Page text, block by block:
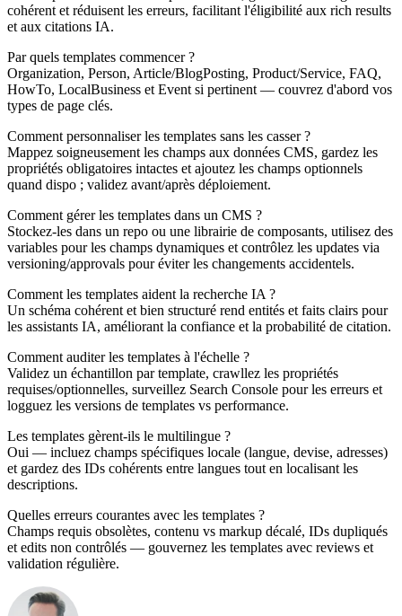
cohérent et réduisent les erreurs, facilitant l'éligibilité aux rich results
et aux citations IA.
Par quels templates commencer ?
Organization, Person, Article/BlogPosting, Product/Service, FAQ,
HowTo, LocalBusiness et Event si pertinent — couvrez d'abord vos
types de page clés.
Comment personnaliser les templates sans les casser ?
Mappez soigneusement les champs aux données CMS, gardez les
propriétés obligatoires intactes et ajoutez les champs optionnels
quand dispo ; validez avant/après déploiement.
Comment gérer les templates dans un CMS ?
Stockez-les dans un repo ou une librairie de composants, utilisez des
variables pour les champs dynamiques et contrôlez les updates via
versioning/approvals pour éviter les changements accidentels.
Comment les templates aident la recherche IA ?
Un schéma cohérent et bien structuré rend entités et faits clairs pour
les assistants IA, améliorant la confiance et la probabilité de citation.
Comment auditer les templates à l'échelle ?
Validez un échantillon par template, crawllez les propriétés
requises/optionnelles, surveillez Search Console pour les erreurs et
logguez les versions de templates vs performance.
Les templates gèrent-ils le multilingue ?
Oui — incluez champs spécifiques locale (langue, devise, adresses)
et gardez des IDs cohérents entre langues tout en localisant les
descriptions.
Quelles erreurs courantes avec les templates ?
Champs requis obsolètes, contenu vs markup décalé, IDs dupliqués
et edits non contrôlés — gouvernez les templates avec reviews et
validation régulière.